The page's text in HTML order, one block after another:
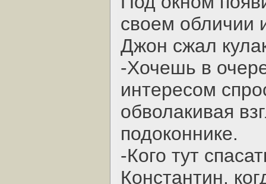
своем обличии
Джон сжал
-Хочешь в
интересом
обволакивая
подоконнике.
-Кого тут
Константин,